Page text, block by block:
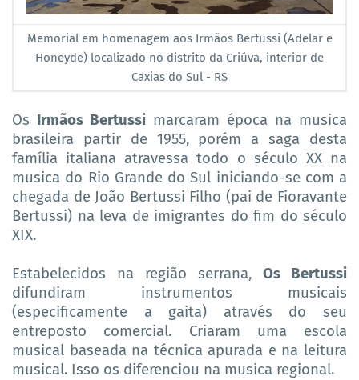
Memorial em homenagem aos Irmãos Bertussi (Adelar e
Honeyde) localizado no distrito da Criúva, interior de
Caxias do Sul - RS
Os Irmãos Bertussi marcaram época na musica
brasileira partir de 1955, porém a saga desta
família italiana atravessa todo o século XX na
musica do Rio Grande do Sul iniciando-se com a
chegada de João Bertussi Filho (pai de Fioravante
Bertussi) na leva de imigrantes do fim do século
XIX.
Estabelecidos na região serrana, Os Bertussi
difundiram instrumentos musicais
(especificamente a gaita) através do seu
entreposto comercial. Criaram uma escola
musical baseada na técnica apurada e na leitura
musical. Isso os diferenciou na musica regional.